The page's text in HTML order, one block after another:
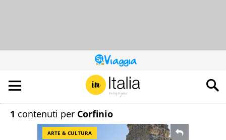
QUESTO
SITO
CONTRIBUISCE
ALL’AUDIENCE
DI
1 contenuti per Corfinio
ARTE & CULTURA